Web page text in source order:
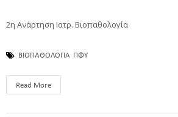
2η Ανάρτηση Ιατρ. Βιοπαθολογία
ΒΙΟΠΑΘΟΛΟΓΙΑ ΠΦΥ
Read More